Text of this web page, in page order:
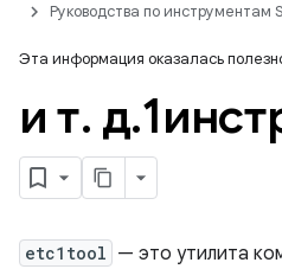
Руководства по инструментам
Эта информация оказалась
и т. д.
etc1tool — это утилита